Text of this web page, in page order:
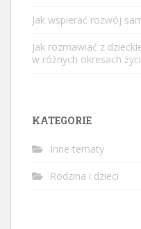
Jak wspierać rozwój
Jak rozmawiać z
w różnych okresach
KATEGORIE
Inne tematy
Rodzina i dzieci